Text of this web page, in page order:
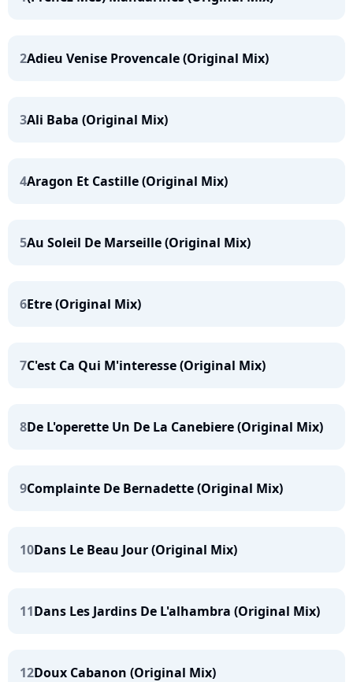
2Adieu Venise Provencale (Original Mix)
3Ali Baba (Original Mix)
4Aragon Et Castille (Original Mix)
5Au Soleil De Marseille (Original Mix)
6Etre (Original Mix)
7C'est Ca Qui M'interesse (Original Mix)
8De L'operette Un De La Canebiere (Original Mix)
9Complainte De Bernadette (Original Mix)
10Dans Le Beau Jour (Original Mix)
11Dans Les Jardins De L'alhambra (Original Mix)
12Doux Cabanon (Original Mix)